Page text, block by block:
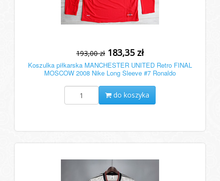
193,00 zł 183,35 zł
Koszulka piłkarska MANCHESTER UNITED Retro FINAL
MOSCOW 2008 Nike Long Sleeve #7 Ronaldo
do koszyka